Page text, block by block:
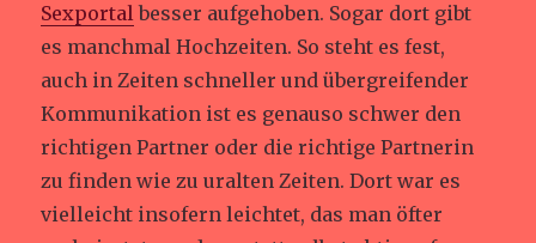
Sexportalbesser aufgehoben. Sogar dort gibt
es manchmal Hochzeiten. So steht es fest,
auch in Zeiten schneller und übergreifender
Kommunikation ist es genauso schwer den
richtigen Partner oder die richtige Partnerin
zu finden wie zu uralten Zeiten. Dort war es
vielleicht insofern leichtet, das man öfter